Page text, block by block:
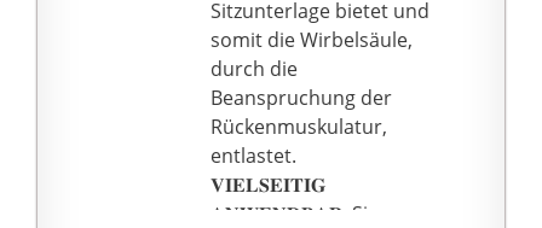
Sitzunterlage bietet und
somit die Wirbelsäule,
durch die
Beanspruchung der
Rückenmuskulatur,
entlastet.
𝐕𝐈𝐄𝐋𝐒𝐄𝐈𝐓𝐈𝐆
𝐀𝐍𝐖𝐄𝐍𝐃𝐁𝐀𝐑: Sie